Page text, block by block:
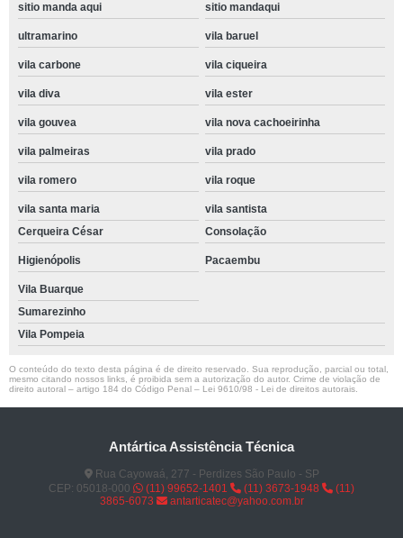
sitio manda aqui sitio mandaqui
ultramarino vila baruel
vila carbone vila ciqueira
vila diva vila ester
vila gouvea vila nova cachoeirinha
vila palmeiras vila prado
vila romero vila roque
vila santa maria
vila santista
Cerqueira César
Consolação
Higienópolis Pacaembu
Vila Buarque
Sumarezinho
Vila Pompeia
O conteúdo do texto desta página é de direito reservado. Sua reprodução, parcial ou total,
mesmo citando nossos links, é proibida sem a autorização do autor. Crime de violação de
direito autoral – artigo 184 do Código Penal – Lei 9610/98 - Lei de direitos autorais
Antártica Assistência Técnica
Rua Cayowaá, 277 - Perdizes São Paulo - SP
CEP: 05018-000
(11) 99652-1401 (11) 3673-1948
(11)
3865-6073
antarticatec@yahoo.com.br